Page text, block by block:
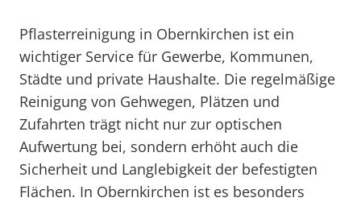
Pflasterreinigung in Obernkirchen ist ein
wichtiger Service für Gewerbe, Kommunen,
Städte und private Haushalte. Die regelmäßige
Reinigung von Gehwegen, Plätzen und
Zufahrten trägt nicht nur zur optischen
Aufwertung bei, sondern erhöht auch die
Sicherheit und Langlebigkeit der befestigten
Flächen. In Obernkirchen ist es besonders